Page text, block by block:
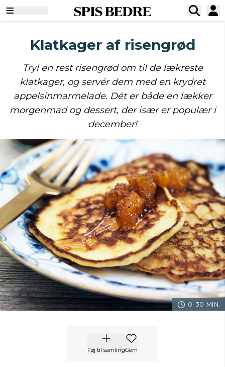
SPIS BEDRE
Klatkager af risengrød
Tryl en rest risengrød om til de lækreste
klatkager, og servér dem med en krydret
appelsinmarmelade. Dét er både en lækker
morgenmad og dessert, der især er populær i
december!
0-30 MIN.
Føj til samlingGem